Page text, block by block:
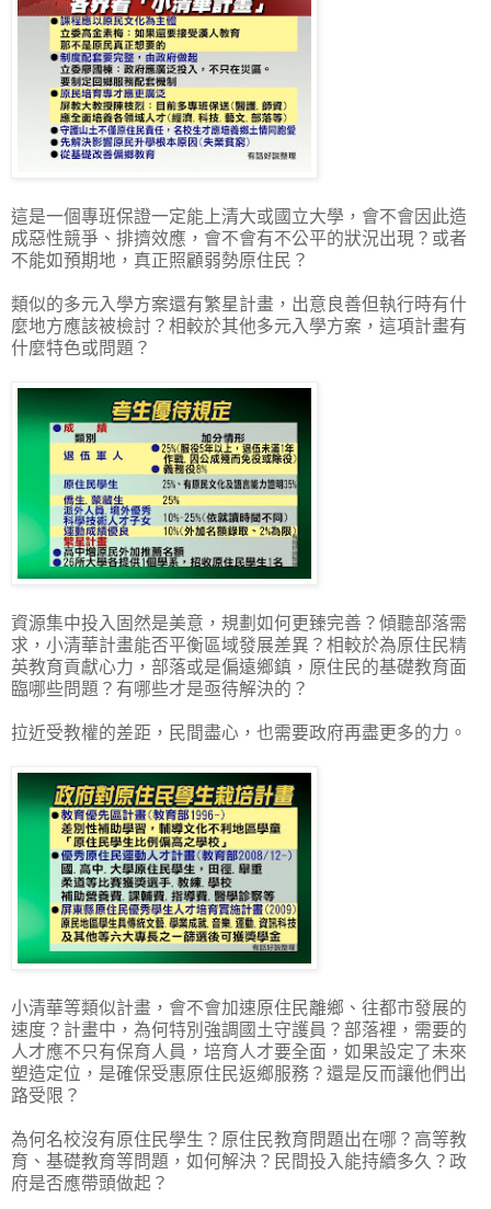
這是一個專班保證一定能上清大或國立大學，會不會因此造
成惡性競爭、排擠效應，會不會有不公平的狀況出現？或者
不能如預期地，真正照顧弱勢原住民？
類似的多元入學方案還有繁星計畫，出意良善但執行時有什
麼地方應該被檢討？相較於其他多元入學方案，這項計畫有
什麼特色或問題？
資源集中投入固然是美意，規劃如何更臻完善？傾聽部落需
求，小清華計畫能否平衡區域發展差異？相較於為原住民精
英教育貢獻心力，部落或是偏遠鄉鎮，原住民的基礎教育面
臨哪些問題？有哪些才是亟待解決的？
拉近受教權的差距，民間盡心，也需要政府再盡更多的力。
小清華等類似計畫，會不會加速原住民離鄉、往都市發展的
速度？計畫中，為何特別強調國土守護員？部落裡，需要的
人才應不只有保育人員，培育人才要全面，如果設定了未來
塑造定位，是確保受惠原住民返鄉服務？還是反而讓他們出
路受限？
為何名校沒有原住民學生？原住民教育問題出在哪？高等教
育、基礎教育等問題，如何解決？民間投入能持續多久？政
府是否應帶頭做起？